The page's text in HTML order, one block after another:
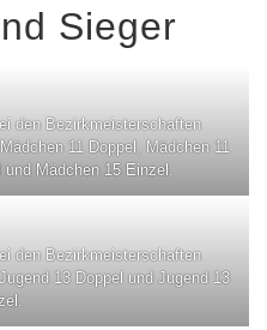
Sieger
den Bezirkmeisterschaften
11 Doppel, Mädchen 11
Mädchen 15 Einzel.
den Bezirkmeisterschaften
13 Doppel und Jugend 13